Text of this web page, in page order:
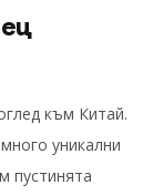
към Китай.
уникални
пустинята